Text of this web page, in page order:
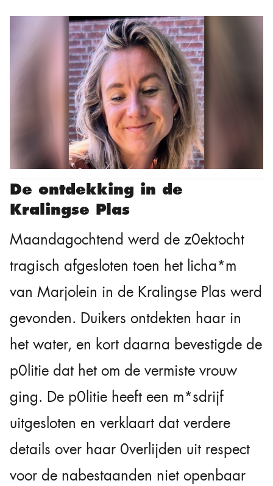
De ontdekking in de
Kralingse Plas
Maandagochtend werd de z0ektocht
tragisch afgesloten toen het licha*m
van Marjolein in de Kralingse Plas werd
gevonden. Duikers ontdekten haar in
het water, en kort daarna bevestigde de
p0litie dat het om de vermiste vrouw
ging. De p0litie heeft een m*sdrijf
uitgesloten en verklaart dat verdere
details over haar 0verlijden uit respect
voor de nabestaanden niet openbaar